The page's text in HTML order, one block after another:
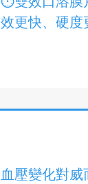
效更快、硬度
血壓變化對